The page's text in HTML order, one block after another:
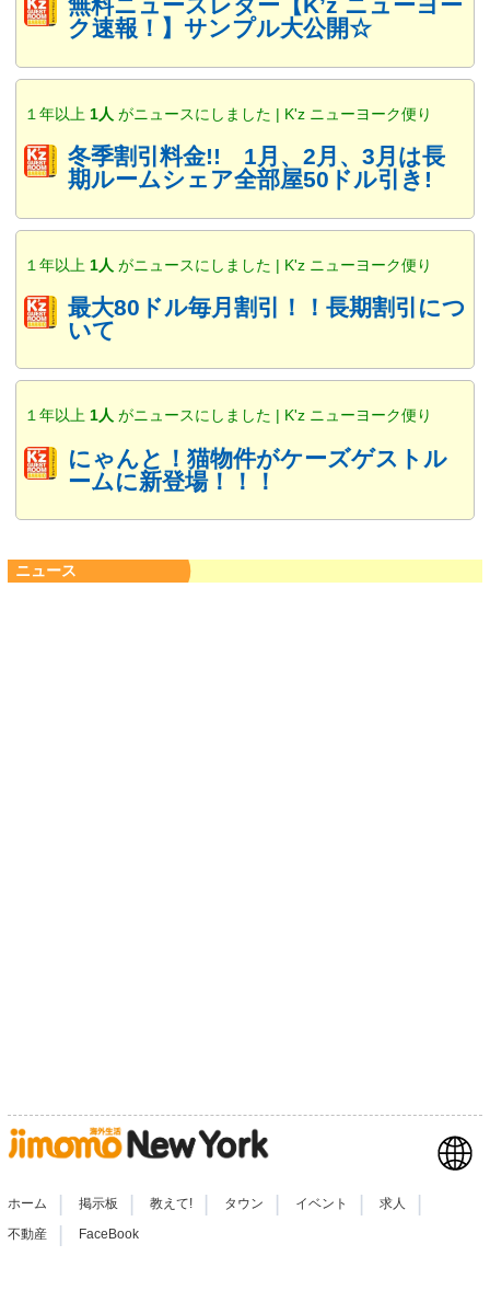
無料ニュースレター【K’z ニューヨー
ク速報！】サンプル大公開☆
１年以上 1人 がニュースにしました | K'z ニューヨーク便り
冬季割引料金!! 1月、2月、3月は長
期ルームシェア全部屋50ドル引き!
１年以上 1人 がニュースにしました | K'z ニューヨーク便り
最大80ドル毎月割引！！長期割引につ
いて
１年以上 1人 がニュースにしました | K'z ニューヨーク便り
にゃんと！猫物件がケーズゲストル
ームに新登場！！！
ニュース
ホーム 掲示板 教えて! タウン イベント 求人
不動産 | FaceBook